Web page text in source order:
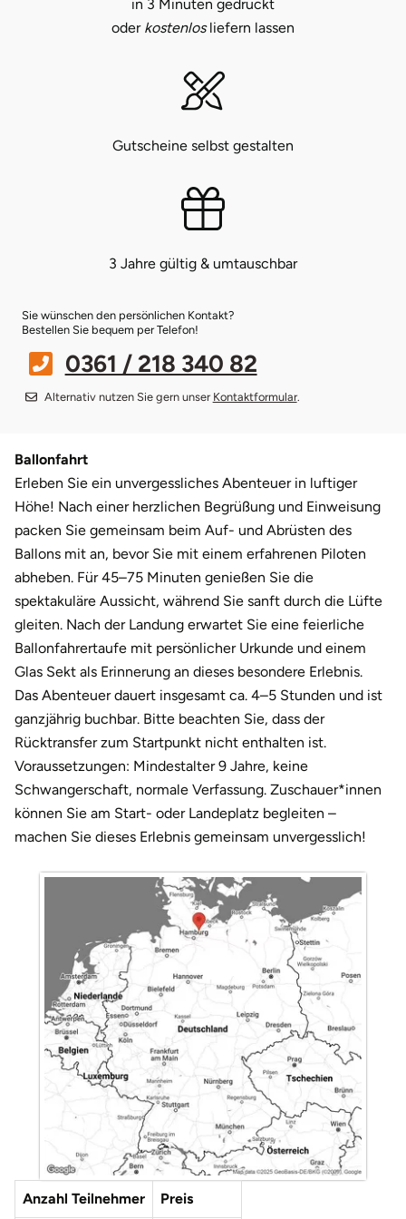
in 3 Minuten gedruckt
oder kostenlosliefern lassen
Gutscheine selbst gestalten
3 Jahre gültig & umtauschbar
Sie wünschen den persönlichen Kontakt?
Bestellen Sie bequem per Telefon!
0361 / 218 340 82
Alternativ nutzen Sie gern unser Kontaktformular.
Ballonfahrt
Erleben Sie ein unvergessliches Abenteuer in luftiger
Höhe! Nach einer herzlichen Begrüßung und Einweisung
packen Sie gemeinsam beim Auf- und Abrüsten des
Ballons mit an, bevor Sie mit einem erfahrenen Piloten
abheben. Für 45–75 Minuten genießen Sie die
spektakuläre Aussicht, während Sie sanft durch die Lüfte
gleiten. Nach der Landung erwartet Sie eine feierliche
Ballonfahrertaufe mit persönlicher Urkunde und einem
Glas Sekt als Erinnerung an dieses besondere Erlebnis.
Das Abenteuer dauert insgesamt ca. 4–5 Stunden und ist
ganzjährig buchbar. Bitte beachten Sie, dass der
Rücktransfer zum Startpunkt nicht enthalten ist.
Voraussetzungen: Mindestalter 9 Jahre, keine
Schwangerschaft, normale Verfassung. Zuschauer*innen
können Sie am Start- oder Landeplatz begleiten –
machen Sie dieses Erlebnis gemeinsam unvergesslich!
Anzahl Teilnehmer Preis
Strausberg (Berlin/Brandenburg)
Sömmerda
sächsische Schweiz
Witterda